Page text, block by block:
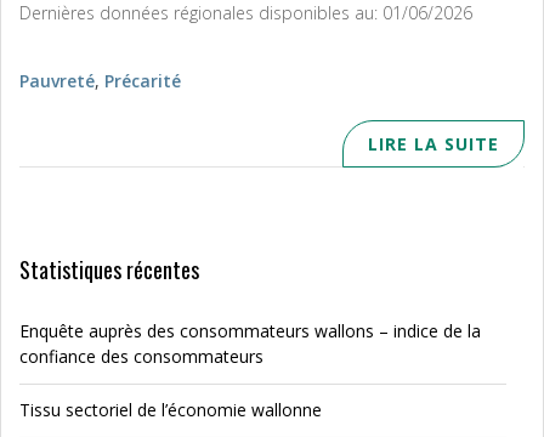
Dernières données régionales disponibles au: 01/06/2026
Pauvreté, Précarité
LIRE LA SUITE
Statistiques récentes
Enquête auprès des consommateurs wallons – indice de la
confiance des consommateurs
Tissu sectoriel de l’économie wallonne